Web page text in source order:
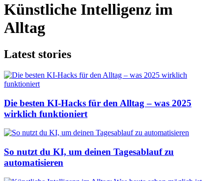
Künstliche Intelligenz im
Alltag
Latest stories
Die besten KI-Hacks für den Alltag – was 2025
wirklich funktioniert
So nutzt du KI, um deinen Tagesablauf zu
automatisieren